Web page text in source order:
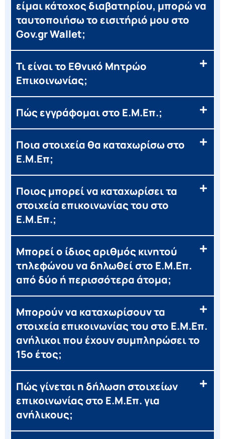
είμαι κάτοχος διαβατηρίου, μπορώ να
ταυτοποιήσω το εισιτήριό μου στο
Gov.gr Wallet;
Τι είναι το Εθνικό Μητρώο
Επικοινωνίας;
Πώς εγγράφομαι στο Ε.Μ.Επ.;
Ποια στοιχεία θα καταχωρίσω στο
Ε.Μ.Επ;
Ποιος μπορεί να καταχωρίσει τα
στοιχεία επικοινωνίας του στο
Ε.Μ.Επ.;
Μπορεί ο ίδιος αριθμός κινητού
τηλεφώνου να δηλωθεί στο Ε.Μ.Επ.
από δύο ή περισσότερα άτομα;
Μπορούν να καταχωρίσουν τα
στοιχεία επικοινωνίας του στο Ε.Μ.Επ.
ανήλικοι που έχουν συμπληρώσει το
15ο έτος;
Πώς γίνεται η δήλωση στοιχείων
επικοινωνίας στο Ε.Μ.Επ. για
ανήλικους;